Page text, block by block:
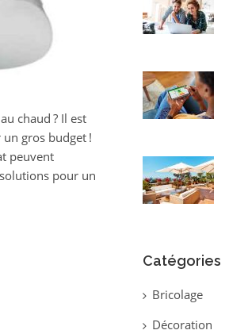
chaud ? Il est
gros budget !
peuvent
pour un
Catégories
Bricolage
Décoration